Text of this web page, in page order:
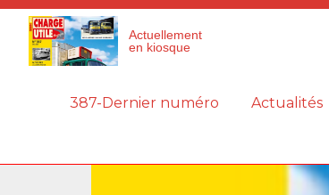
Actuellement
en kiosque
387-Dernier numéro Actualités
Panneau de gestion des cookies